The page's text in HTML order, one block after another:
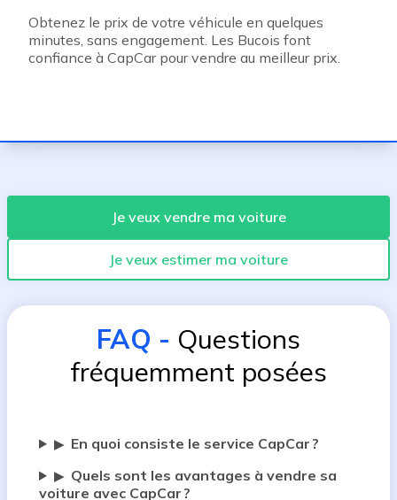
Obtenez le prix de votre véhicule en quelques
minutes, sans engagement. Les Bucois font
confiance à CapCar pour vendre au meilleur prix.
Je veux vendre ma voiture
Je veux estimer ma voiture
FAQ - Questions
fréquemment posées
▶ En quoi consiste le service CapCar ?
▶ Quels sont les avantages à vendre sa
voiture avec CapCar ?